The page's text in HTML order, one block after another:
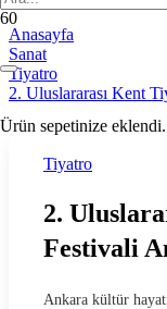
Ürün sepetinize eklendi.
Anasayfa
Sanat
Tiyatro
2. Uluslararası Kent
Tiyatro
2.
Festivali
Ankara kültür